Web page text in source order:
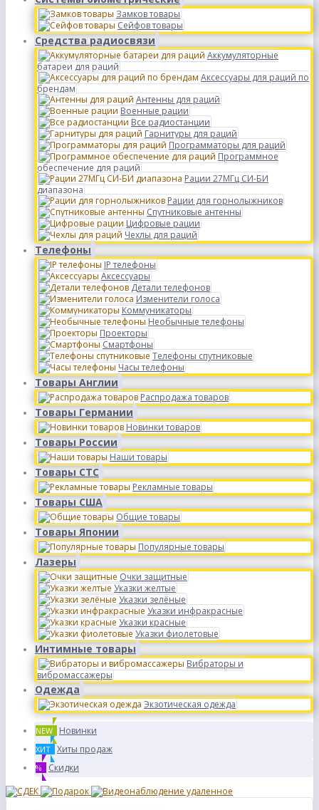
Замков товары
Сейфов товары
Средства радиосвязи
Аккумуляторные
батареи для раций
Аксессуары для раций по
брендам
Антенны для раций
Военные рации
Все радиостанции
Гарнитуры для раций
Программаторы для раций
Программное
обеспечение для раций
Рации 27МГц СИ-БИ
диапазона
Рации для горнолыжников
Спутниковые антенны
Цифровые рации
Чехлы для раций
Телефоны
IP телефоны
Аксессуары
Детали телефонов
Изменители голоса
Коммуникаторы
Необычные телефоны
Проекторы
Смартфоны
Телефоны спутниковые
Часы телефоны
Товары Англии
Распродажа товаров
Товары Германии
Новинки товаров
Товары России
Наши товары
Товары СТС
Рекламные товары
Товары США
Общие товары
Товары Японии
Популярные товары
Лазеры
Очки защитные
Указки желтые
Указки зелёные
Указки инфракрасные
Указки красные
Указки фиолетовые
Интимные товары
Вибраторы и
вибромассажеры
Одежда
Экзотическая одежда
NEW Новинки
ХИТ Хиты продаж
% Скидки